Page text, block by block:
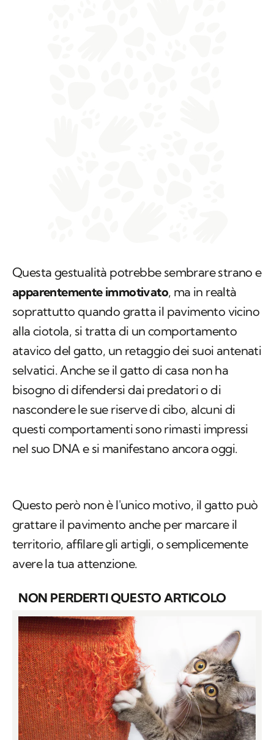
Questa gestualità potrebbe sembrare strano e
apparentemente immotivato, ma in realtà
soprattutto quando gratta il pavimento vicino
alla ciotola, si tratta di un comportamento
atavico del gatto, un retaggio dei suoi antenati
selvatici. Anche se il gatto di casa non ha
bisogno di difendersi dai predatori o di
nascondere le sue riserve di cibo, alcuni di
questi comportamenti sono rimasti impressi
nel suo DNA e si manifestano ancora oggi.
Questo però non è l'unico motivo, il gatto può
grattare il pavimento anche per marcare il
territorio, affilare gli artigli, o semplicemente
avere la tua attenzione.
NON PERDERTI QUESTO ARTICOLO